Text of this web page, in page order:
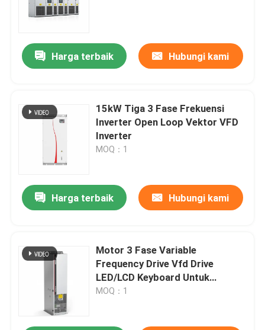
Harga terbaik Hubungi kami
15kW Tiga 3 Fase Frekuensi
Inverter Open Loop Vektor VFD
Inverter
MOQ：1
Harga terbaik Hubungi kami
Motor 3 Fase Variable
Frequency Drive Vfd Drive
LED/LCD Keyboard Untuk
Kecepatan Multi Step
MOQ：1